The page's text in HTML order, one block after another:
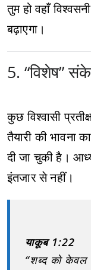
तुम हो वहाँ
बढ़ाएगा।
5. “विशेष”
कुछ विश्वासी
तैयारी की भावना
दी जा चुकी है।
इंतजार से नहीं।
याकूब 1:22
“शब्द को केवल